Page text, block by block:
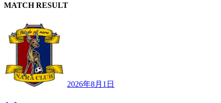
MATCH RESULT
2026年8月1日